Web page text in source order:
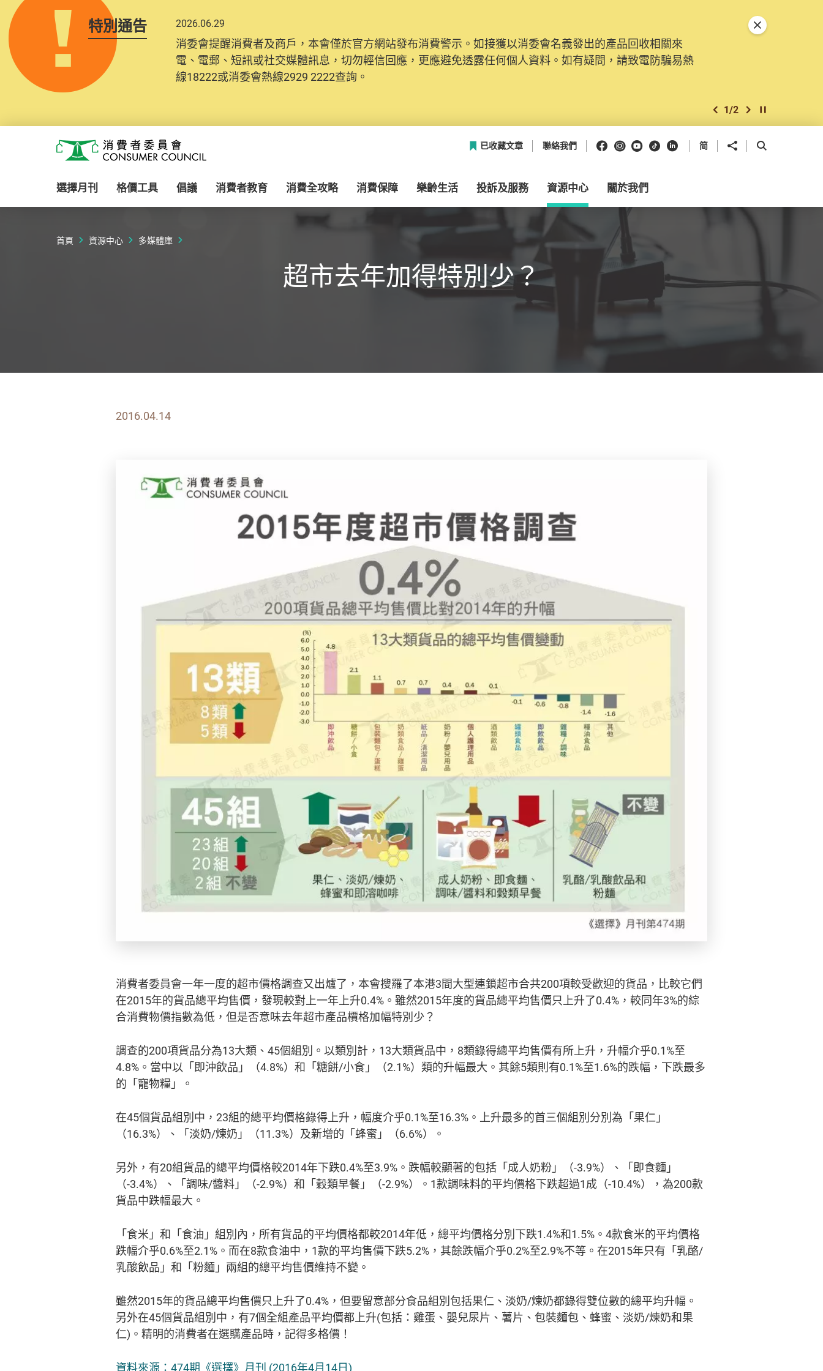
特別通告 2026.06.29
消委會提醒消費者及商戶，本會僅於官方網站發布消費警示。如接獲以消委會名義發出的產品回收相關來
電、電郵、短訊或社交媒體訊息，切勿輕信回應，更應避免透露任何個人資料。如有疑問，請致電防騙易熱
線18222或消委會熱線2929 2222查詢。
上一個
1/2 下一個開始/暫停幻燈
關閉特別通告
消費者委員會
已收藏文章 聯絡我們 Facebook
Instagram
Youtube
抖音領英 简 分享到 開啟搜尋框
選擇月刊 格價工具 倡議 消費者教育 消費全攻略 消費保障 樂齡生活 投訴及服務 資源中心 關於我們
首頁 資源中心 多媒體庫
超市去年加得特別少？
2016.04.14
消費者委員會一年一度的超市價格調查又出爐了，本會搜羅了本港3間大型連鎖超市合共200項較受歡迎的貨品，比較它們
在2015年的貨品總平均售價，發現較對上一年上升0.4%。雖然2015年度的貨品總平均售價只上升了0.4%，較同年3%的綜
合消費物價指數為低，但是否意味去年超市產品檟格加幅特別少？
調查的200項貨品分為13大類、45個組別。以類別計，13大類貨品中，8類錄得總平均售價有所上升，升幅介乎0.1%至
4.8%。當中以「即沖飲品」（4.8%）和「糖餅/小食」（2.1%）類的升幅最大。其餘5類則有0.1%至1.6%的跌幅，下跌最多
的「寵物糧」。
在45個貨品組別中，23組的總平均價格錄得上升，幅度介乎0.1%至16.3%。上升最多的首三個組別分別為「果仁」
（16.3%）、「淡奶/煉奶」（11.3%）及新增的「蜂蜜」（6.6%）。
另外，有20組貨品的總平均價格較2014年下跌0.4%至3.9%。跌幅較顯著的包括「成人奶粉」（-3.9%）、「即食麵」
（-3.4%）、「調味/醬料」（-2.9%）和「穀類早餐」（-2.9%）。1款調味料的平均價格下跌超過1成（-10.4%），為200款
貨品中跌幅最大。
「食米」和「食油」組別內，所有貨品的平均價格都較2014年低，總平均價格分別下跌1.4%和1.5%。4款食米的平均價格
跌幅介乎0.6%至2.1%。而在8款食油中，1款的平均售價下跌5.2%，其餘跌幅介乎0.2%至2.9%不等。在2015年只有「乳酪/
乳酸飲品」和「粉麵」兩組的總平均售價維持不變。
雖然2015年的貨品總平均售價只上升了0.4%，但要留意部分食品組別包括果仁、淡奶/煉奶都錄得雙位數的總平均升幅。
另外在45個貨品組別中，有7個全組產品平均價都上升(包括：雞蛋、嬰兒尿片、薯片、包裝麵包、蜂蜜、淡奶/煉奶和果
仁)。精明的消費者在選購產品時，記得多格價！
資料來源：474期《選擇》月刊 (2016年4月14日)